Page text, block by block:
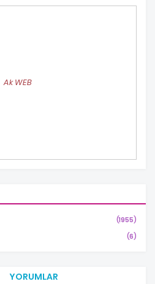
Ak WEB
(1955)
(6)
YORUMLAR